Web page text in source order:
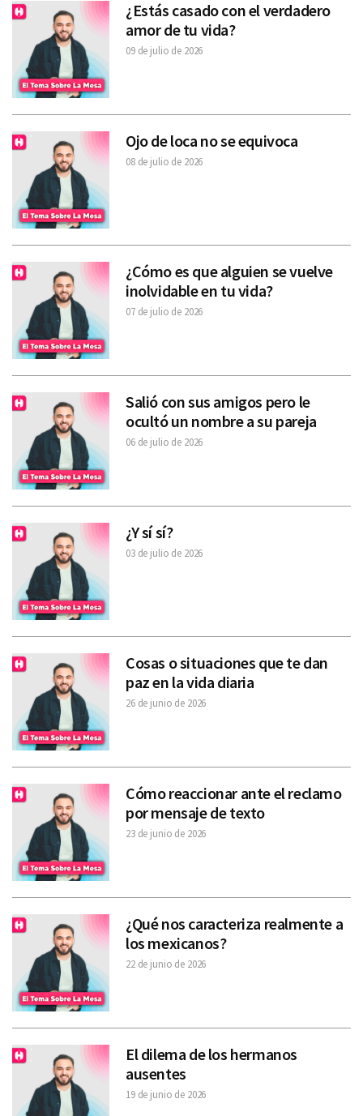
¿Estás casado con el verdadero
amor de tu vida?
09 de julio de 2026
Ojo de loca no se equivoca
08 de julio de 2026
¿Cómo es que alguien se vuelve
inolvidable en tu vida?
07 de julio de 2026
Salió con sus amigos pero le
ocultó un nombre a su pareja
06 de julio de 2026
¿Y sí sí?
03 de julio de 2026
Cosas o situaciones que te dan
paz en la vida diaria
26 de junio de 2026
Cómo reaccionar ante el reclamo
por mensaje de texto
23 de junio de 2026
¿Qué nos caracteriza realmente a
los mexicanos?
22 de junio de 2026
El dilema de los hermanos
ausentes
19 de junio de 2026